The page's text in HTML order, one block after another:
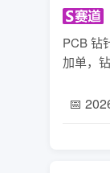
PCB 钻
加单，
📅